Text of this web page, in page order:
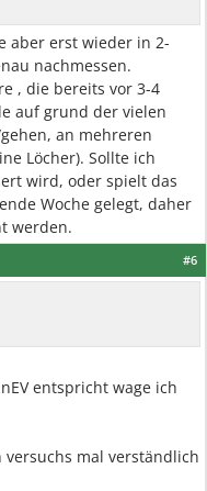
aber erst wieder in 2-
nachmessen.
, die bereits vor 3-4
auf grund der vielen
an mehreren
Löcher). Sollte ich
wird, oder spielt das
Woche gelegt, daher
werden.
#6
entspricht wage ich
versuchs mal verständlich